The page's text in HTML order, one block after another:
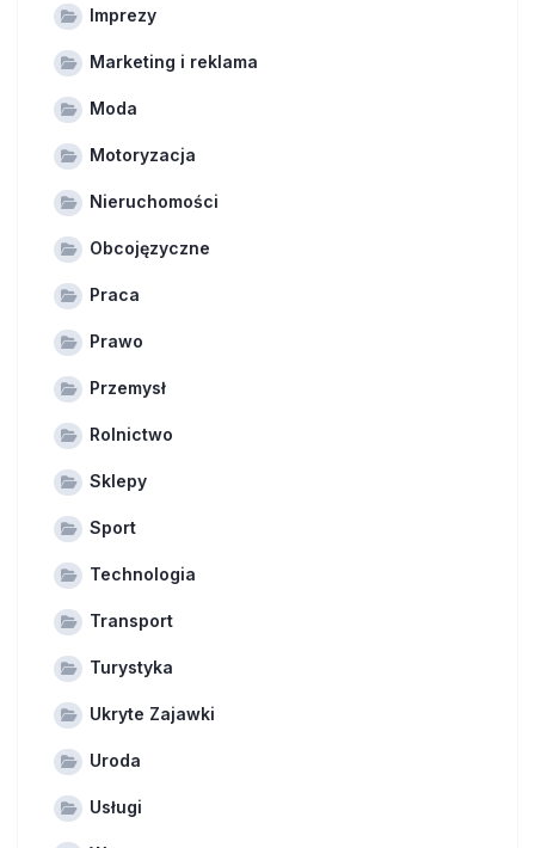
Imprezy
Marketing i reklama
Moda
Motoryzacja
Nieruchomości
Obcojęzyczne
Praca
Prawo
Przemysł
Rolnictwo
Sklepy
Sport
Technologia
Transport
Turystyka
Ukryte Zajawki
Uroda
Usługi